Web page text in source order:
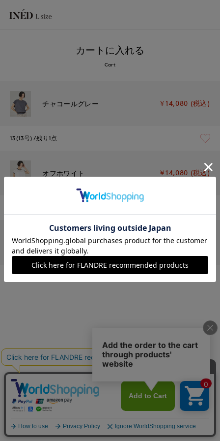
カートに入れる
Cart
チャコールグレー ￥14,080 (税込)
13(13号) 残り1点
オフホワイト ￥14,080 (税込)
モカチャ ￥14,080 (税込)